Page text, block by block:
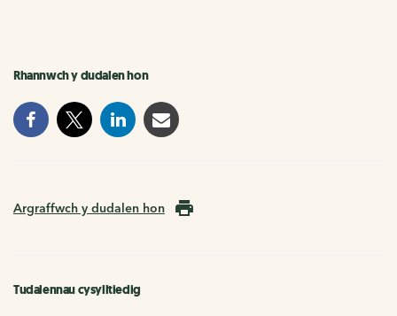
Rhannwch y dudalen hon
Argraffwch y dudalen hon
Tudalennau cysylltiedig